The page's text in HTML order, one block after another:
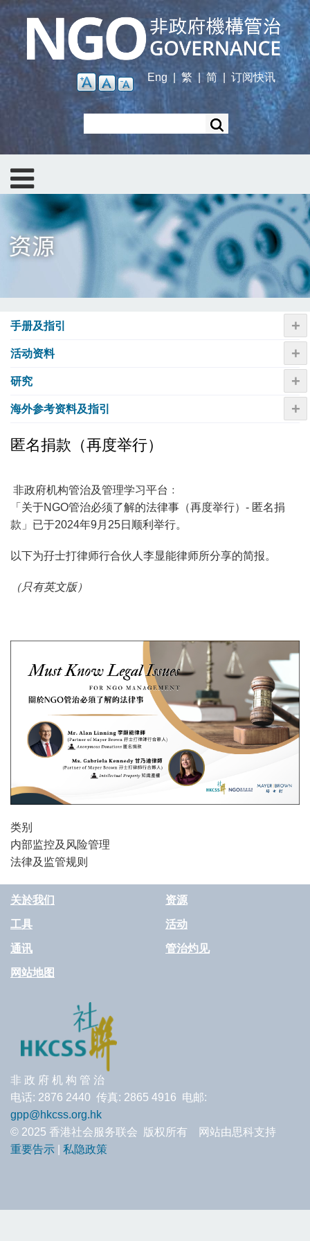
Skip
main
content
Eng
繁 | 简 订阅快讯
手册及指引 +
活动资​​料 +
研究 +
海外参考资料及指引 +
匿名捐款（再度举行）
非政府机构管治及管理学习平台﹕
「关于NGO管治必须了解的法律事（再度举行）- 匿名捐
款」已于2024年9月25日顺利举行。
以下为孖士打律师行合伙人李显能律师所分享的简报。
（只有英文版）
类别
内部监控及风险管理
法律及监管规则
关於我们 资源
工具 活动
通讯 管治灼见
网站地图
非 政 府 机 构 管 治
电话: 2876 2440 传真: 2865 4916 电邮:
gpp@hkcss.org.hk
© 2025 香港社会服务联会 版权所有 网站由思科支持
重要告示
私隐政策